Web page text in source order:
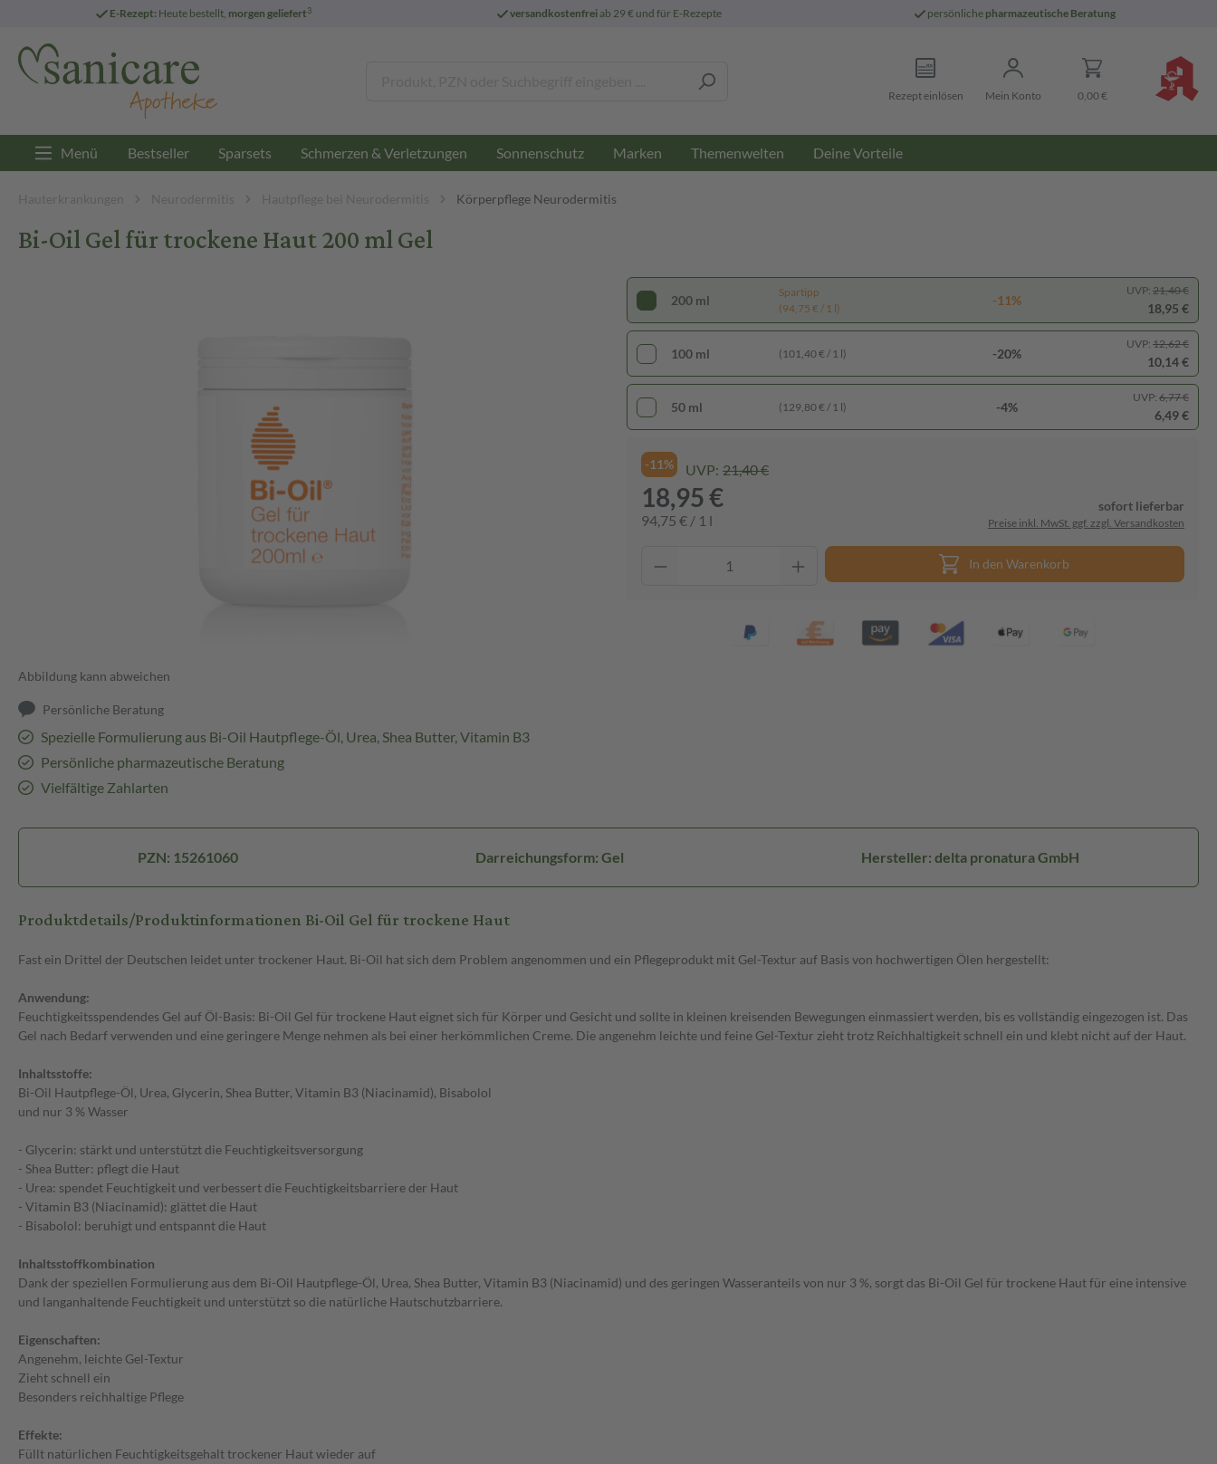
E-Rezept: Heute bestellt, morgen geliefert3 versandkostenfreiab 29 € und für E-Rezepte persönliche pharmazeutische Beratung
Rezept einlösen Mein Konto 0,00 €
Menü Bestseller Sparsets Schmerzen & Verletzungen Sonnenschutz Marken Themenwelten Deine Vorteile
Hauterkrankungen Neurodermitis Hautpflege bei Neurodermitis Körperpflege Neurodermitis
Bi-Oil Gel für trockene Haut 200 ml Gel
Abbildung kann abweichen
Persönliche Beratung
Spezielle Formulierung aus Bi-Oil Hautpflege-Öl, Urea, Shea Butter, Vitamin B3
Persönliche pharmazeutische Beratung
Vielfältige Zahlarten
200 ml
Spartipp
(94,75 € / 1 l)
-11%
UVP: 21,40 €
18,95 €
100 ml (101,40 € / 1 l) -20%
UVP: 12,62 €
10,14 €
50 ml (129,80 € / 1 l) -4%
UVP: 6,77 €
6,49 €
-11% UVP: 21,40 €
18,95 €
94,75 € / 1 l
sofort lieferbar
Preise inkl. MwSt. ggf. zzgl. Versandkosten
In den Warenkorb
PZN: 15261060 Darreichungsform: Gel Hersteller: delta pronatura GmbH
Produktdetails/Produktinformationen Bi-Oil Gel für trockene Haut
Fast ein Drittel der Deutschen leidet unter trockener Haut. Bi-Oil hat sich dem Problem angenommen und ein Pflegeprodukt mit Gel-Textur auf Basis von hochwertigen Ölen hergestellt:
Anwendung:
Feuchtigkeitsspendendes Gel auf Öl-Basis: Bi-Oil Gel für trockene Haut eignet sich für Körper und Gesicht und sollte in kleinen kreisenden Bewegungen einmassiert werden, bis es vollständig eingezogen ist. Das
Gel nach Bedarf verwenden und eine geringere Menge nehmen als bei einer herkömmlichen Creme. Die angenehm leichte und feine Gel-Textur zieht trotz Reichhaltigkeit schnell ein und klebt nicht auf der Haut.
Inhaltsstoffe:
Bi-Oil Hautpflege-Öl, Urea, Glycerin, Shea Butter, Vitamin B3 (Niacinamid), Bisabolol
und nur 3 % Wasser
- Glycerin: stärkt und unterstützt die Feuchtigkeitsversorgung
- Shea Butter: pflegt die Haut
- Urea: spendet Feuchtigkeit und verbessert die Feuchtigkeitsbarriere der Haut
- Vitamin B3 (Niacinamid): glättet die Haut
- Bisabolol: beruhigt und entspannt die Haut
Inhaltsstoffkombination
Dank der speziellen Formulierung aus dem Bi-Oil Hautpflege-Öl, Urea, Shea Butter, Vitamin B3 (Niacinamid) und des geringen Wasseranteils von nur 3 %, sorgt das Bi-Oil Gel für trockene Haut für eine intensive
und langanhaltende Feuchtigkeit und unterstützt so die natürliche Hautschutzbarriere.
Eigenschaften:
Angenehm, leichte Gel-Textur
Zieht schnell ein
Besonders reichhaltige Pflege
Effekte:
Füllt natürlichen Feuchtigkeitsgehalt trockener Haut wieder auf